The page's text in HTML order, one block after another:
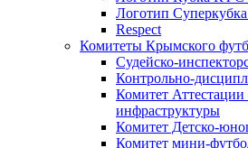
Логотип
Respect
Комитеты Крымского
Судейско-
Контрольно-
Комитет
инфраструктуры
Комитет Детско-
Комитет мини-